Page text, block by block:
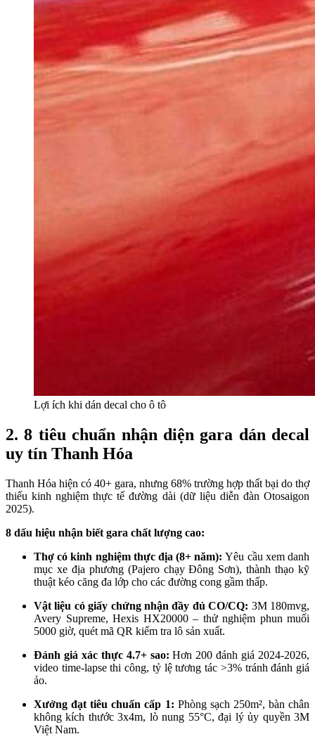
Lợi ích khi dán decal cho ô tô
2. 8 tiêu chuẩn nhận diện gara dán decal
uy tín Thanh Hóa
Thanh Hóa hiện có 40+ gara, nhưng 68% trường hợp thất bại do thợ
thiếu kinh nghiệm thực tế đường dài (dữ liệu diễn đàn Otosaigon
2025).
8 dấu hiệu nhận biết gara chất lượng cao:
Thợ có kinh nghiệm thực địa (8+ năm):Yêu cầu xem danh
mục xe địa phương (Pajero chạy Đông Sơn), thành thạo kỹ
thuật kéo căng đa lớp cho các đường cong gầm thấp.​
Vật liệu có giấy chứng nhận đầy đủ CO/CQ: 3M 180mvg,
Avery Supreme, Hexis HX20000 – thử nghiệm phun muối
5000 giờ, quét mã QR kiểm tra lô sản xuất.​
Đánh giá xác thực 4.7+ sao: Hơn 200 đánh giá 2024-2026,
video time-lapse thi công, tỷ lệ tương tác >3% tránh đánh giá
ảo.​
Xưởng đạt tiêu chuẩn cấp 1: Phòng sạch 250m², bàn chân
không kích thước 3x4m, lò nung 55°C, đại lý ủy quyền 3M
Việt Nam.​